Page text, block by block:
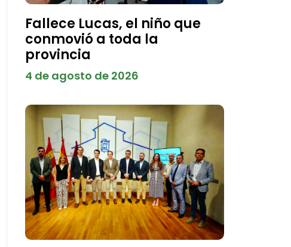
Fallece Lucas, el niño que
conmovió a toda la
provincia
4 de agosto de 2026